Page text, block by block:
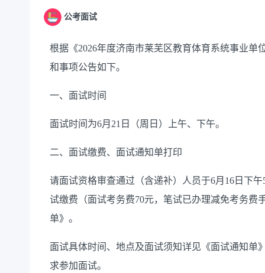
公考面试
根据《2026年度济南市莱芜区教育体育系统事业
和事项公告如下。
一、面试时间
面试时间为6月21日（周日）上午、下午。
二、面试缴费、面试通知单打印
请面试资格审查通过（含递补）人员于6月16日下
试缴费（面试考务费70元，笔试已办理减免考务费
单》。
面试具体时间、地点及面试须知详见《面试通知单
求参加面试。